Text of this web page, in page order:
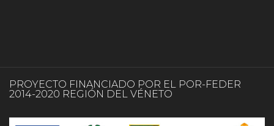
PROYECTO FINANCIADO POR EL POR-FEDER
2014-2020 REGIÓN DEL VÉNETO